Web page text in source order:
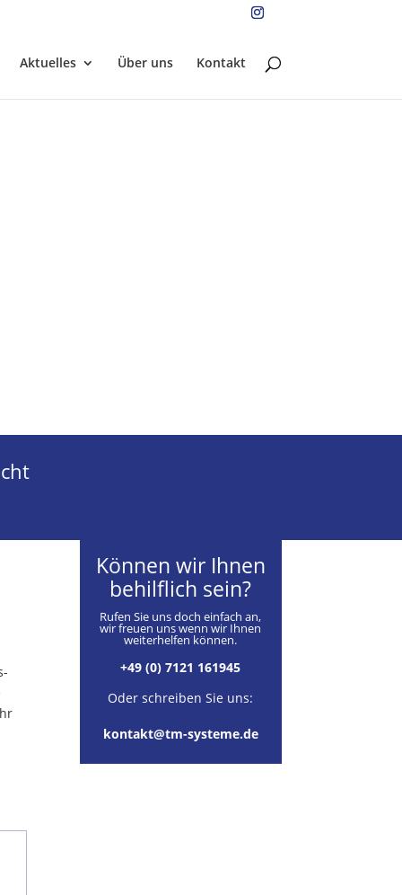
Aktuelles Über uns Kontakt
Können wir Ihnen
behilflich sein?
Rufen Sie uns doch einfach an,
wir freuen uns wenn wir Ihnen
weiterhelfen können.
+49 (0) 7121 161945
Oder schreiben Sie uns:
kontakt@tm-systeme.de